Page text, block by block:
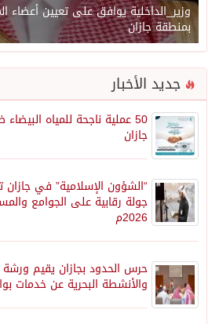
وزير_الداخلية يوافق على تعيين أعضاء
بمنطقة جازان
جديد الأخبار
50 عملية ناجحة للمياه
جازان
جولة رقابية على الجوامع
2026م
حرس الحدود بجازان يقيم
والأنشطة البحرية عن خدمات